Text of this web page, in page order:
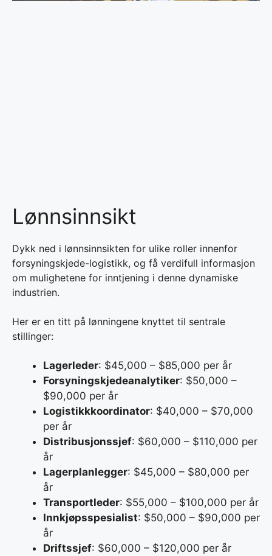
Lønnsinnsikt
Dykk ned i lønnsinnsikten for ulike roller innenfor
forsyningskjede-logistikk, og få verdifull informasjon
om mulighetene for inntjening i denne dynamiske
industrien.
Her er en titt på lønningene knyttet til sentrale
stillinger:
Lagerleder: $45,000 – $85,000 per år
Forsyningskjedeanalytiker: $50,000 –
$90,000 per år
Logistikkkoordinator: $40,000 – $70,000
per år
Distribusjonssjef: $60,000 – $110,000 per
år
Lagerplanlegger: $45,000 – $80,000 per
år
Transportleder: $55,000 – $100,000 per år
Innkjøpsspesialist: $50,000 – $90,000 per
år
Driftssjef: $60,000 – $120,000 per år